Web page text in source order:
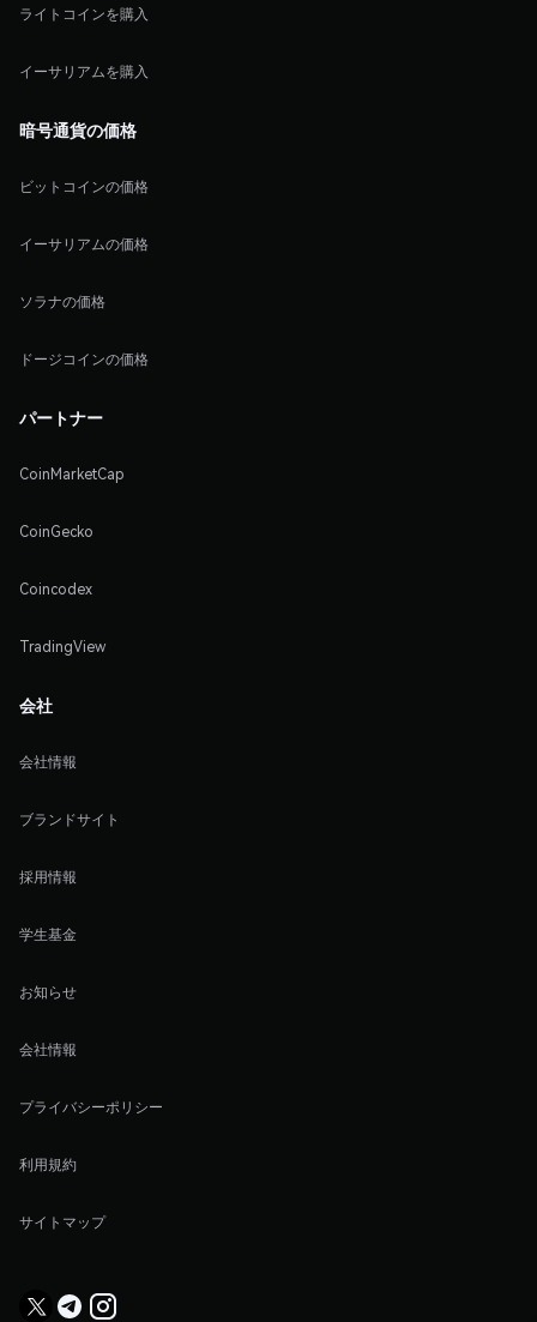
ライトコインを購入
イーサリアムを購入
暗号通貨の価格
ビットコインの価格
イーサリアムの価格
ソラナの価格
ドージコインの価格
パートナー
CoinMarketCap
CoinGecko
Coincodex
TradingView
会社
会社情報
ブランドサイト
採用情報
学生基金
お知らせ
会社情報
プライバシーポリシー
利用規約
サイトマップ